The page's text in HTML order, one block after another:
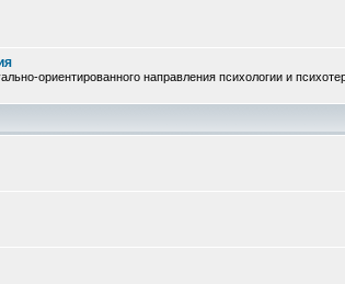
ориентированного направления психологии и